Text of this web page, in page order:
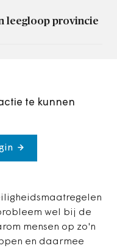
leegloop provincie
te kunnen
wel bij de
mensen op zo'n
en daarmee